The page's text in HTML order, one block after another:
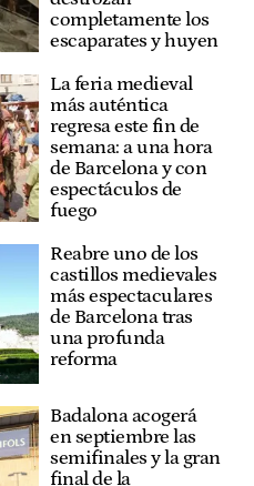
completamente los
escaparates y huyen
La feria medieval
más auténtica
regresa este fin de
semana: a una hora
de Barcelona y con
espectáculos de
fuego
Reabre uno de los
castillos medievales
más espectaculares
de Barcelona tras
una profunda
reforma
Badalona acogerá
en septiembre las
semifinales y la gran
final de la